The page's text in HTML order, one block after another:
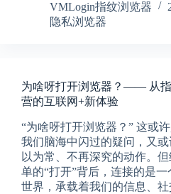
VMLogin指纹浏览器
隐私浏览器
为啥呀打开浏览器？—— 从
营的互联网+新体验
“为啥呀打开浏览器？” 这或
我们脑海中闪过的疑问，又
以为常、不再深究的动作。
单的“打开”背后，连接的是
世界，承载着我们的信息、